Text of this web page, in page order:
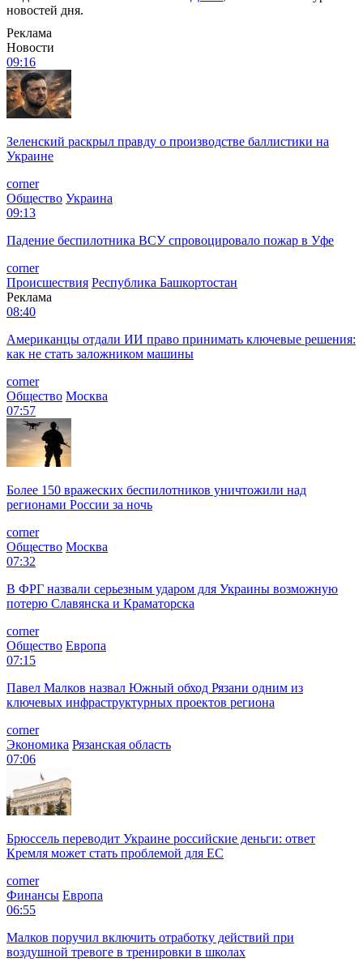
новостей дня.
Реклама
Новости
09:16
Зеленский раскрыл правду о производстве баллистики на
Украине
corner
Общество Украина
09:13
Падение беспилотника ВСУ спровоцировало пожар в Уфе
corner
Происшествия Республика Башкортостан
Реклама
08:40
Американцы отдали ИИ право принимать ключевые решения:
как не стать заложником машины
corner
Общество Москва
07:57
Более 150 вражеских беспилотников уничтожили над
регионами России за ночь
corner
Общество Москва
07:32
В ФРГ назвали серьезным ударом для Украины возможную
потерю Славянска и Краматорска
corner
Общество Европа
07:15
Павел Малков назвал Южный обход Рязани одним из
ключевых инфраструктурных проектов региона
corner
Экономика Рязанская область
07:06
Брюссель переводит Украине российские деньги: ответ
Кремля может стать проблемой для EC
corner
Финансы Европа
06:55
Малков поручил включить отработку действий при
воздушной тревоге в тренировки в школах